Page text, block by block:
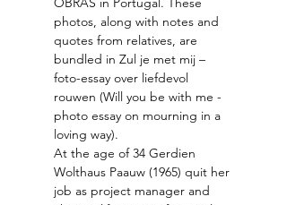
photos, along with notes and
quotes from relatives, are
bundled in Zul je met mij –
foto-essay over liefdevol
rouwen (Will you be with me -
photo essay on mourning in a
loving way).
At the age of 34 Gerdien
Wolthaus Paauw (1965) quit her
job as project manager and